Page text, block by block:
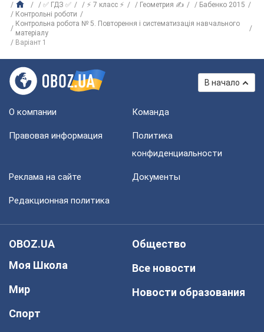
✅ ГДЗ ✅ ⚡ 7 класс ⚡ Геометрия ✍
Бабенко 2015
Контрольні роботи
Контрольна робота № 5. Повторення і систематизація навчального
матеріалу
Варіант 1
В начало
О компании Команда
Правовая информация
Политика
конфиденциальности
Реклама на сайте Документы
Редакционная политика
OBOZ.UA
Моя Школа
Мир
Спорт
Общество
Все новости
Новости образования